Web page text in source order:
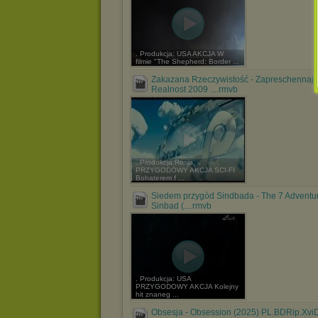
. Produkcja: USA AKCJA W
filmie "The Shepherd: Border ...
Zakazana Rzeczywistość - Zapreschennaja
Realnost 2009 ....rmvb
. Produkcja:Rosja
PRZYGODOWY AKCJA SCI-FI
Bohaterem f ...
Siedem przygód Sindbada - The 7
Sinbad (....rmvb
. Produkcja: USA
PRZYGODOWY AKCJA Kolejny
hit znaneg ...
Obsesja - Obsession (2025)